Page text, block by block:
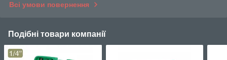
Всі умови повернення
Подібні товари компанії